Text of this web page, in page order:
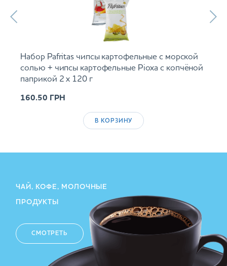
Набор Pafritas чипсы картофельные с морской
солью + чипсы картофельные Ріоха с копчёной
паприкой 2 х 120 г
160.50 ГРН
В КОРЗИНУ
ЧАЙ, КОФЕ, МОЛОЧНЫЕ
ПРОДУКТЫ
СМОТРЕТЬ